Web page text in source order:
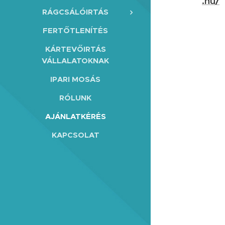
RÁGCSÁLÓIRTÁS
FERTŐTLENÍTÉS
KÁRTEVŐIRTÁS
VÁLLALATOKNAK
IPARI MOSÁS
RÓLUNK
AJÁNLATKÉRÉS
KAPCSOLAT